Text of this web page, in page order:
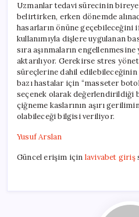
Uzmanlar tedavi sürecinin bireye
belirtirken, erken dönemde
hasarların önüne geçebileceğini
kullanımıyla dişlere uygulanan
sıra aşınmaların
aktarılıyor. Gerekirse stres
süreçlerine dahil edilebileceğinin
bazı hastalar için “masseter
seçenek olarak değerlendirildiği
çiğneme kaslarının aşırı
olabileceği bilgisi veriliyor.
Yusuf Arslan
Güncel erişim için lavivabet giriş